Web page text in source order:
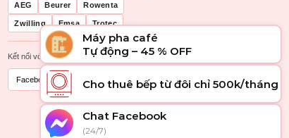
AEG Beurer Rowenta
Zwilling Emsa Trotec
Kết nối với chúng tôi
Facebook
Máy pha café
Tự động – 45 % OFF
Cho thuê bếp từ đôi chỉ 500k/tháng
Chat Facebook
(24/7)